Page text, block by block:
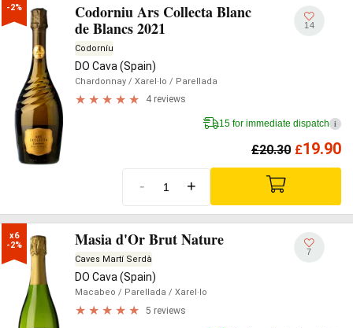
-2%
Codorniu Ars Collecta Blanc
de Blancs 2021
Codorníu
DO Cava (Spain)
Chardonnay / Xarel·lo / Parellada
4 reviews
14
15 for immediate dispatch i
£20.30 £19.90
- +
x6
-2%
Masia d'Or Brut Nature
Caves Martí Serdà
DO Cava (Spain)
Macabeo / Parellada / Xarel·lo
5 reviews
7